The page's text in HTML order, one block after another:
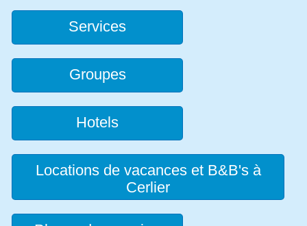
Services
Groupes
Hotels
Locations de vacances et B&B's à
Cerlier